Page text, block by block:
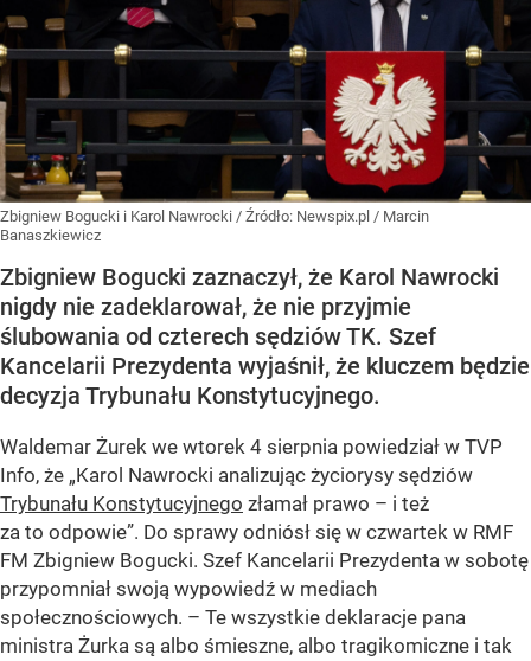
Zbigniew Bogucki i Karol Nawrocki / Źródło: Newspix.pl / Marcin
Banaszkiewicz
Zbigniew Bogucki zaznaczył, że Karol Nawrocki
nigdy nie zadeklarował, że nie przyjmie
ślubowania od czterech sędziów TK. Szef
Kancelarii Prezydenta wyjaśnił, że kluczem będzie
decyzja Trybunału Konstytucyjnego.
Waldemar Żurek we wtorek 4 sierpnia powiedział w TVP
Info, że „Karol Nawrocki analizując życiorysy sędziów
Trybunału Konstytucyjnego złamał prawo – i też
za to odpowie”. Do sprawy odniósł się w czwartek w RMF
FM Zbigniew Bogucki. Szef Kancelarii Prezydenta w sobotę
przypomniał swoją wypowiedź w mediach
społecznościowych. – Te wszystkie deklaracje pana
ministra Żurka są albo śmieszne, albo tragikomiczne i tak